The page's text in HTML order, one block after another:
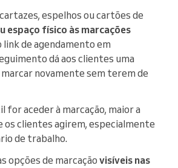
espelhos ou cartões de
espaço físico às marcações
link de agendamento em
dá aos clientes uma
novamente sem terem de
for aceder à marcação, maior a
os clientes agirem, especialmente
de trabalho.
opções de marcação visíveis nas